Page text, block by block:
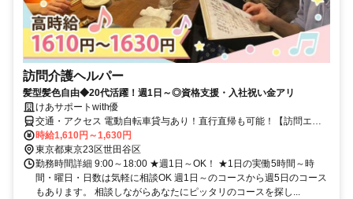
訪問介護ヘルパー
髪型髪色自由◆20代活躍！週1日～◎資格支援・入社祝い金アリ
けあサポートwith優
交通・アクセス 電動自転車貸与あり！直行直帰も可能！【訪問エリ
ア】世田谷区、杉並区、調布市、 狛江市、川崎市登戸周辺地域にな
ります。【本社（株式会社Ｗｉｔｈｙｏｕ）】豪徳寺駅、梅ヶ丘駅か
ら徒歩5分
時給1,610円～1,630円
東京都東京23区世田谷区
勤務時間詳細 9:00～18:00 ★週1日～OK！ ★1日の実働5時間～時
間・曜日・日数は気軽に相談OK 週1日～のコースから週5日のコース
もあります。 相談しながらあなたにピッタリのコースを探し...